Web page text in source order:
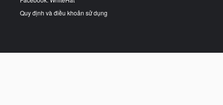
Quy định và điều khoản sử dụng